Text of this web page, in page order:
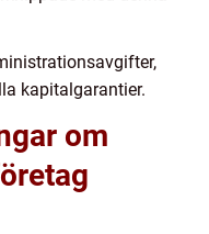
kapitalgarantier.
om